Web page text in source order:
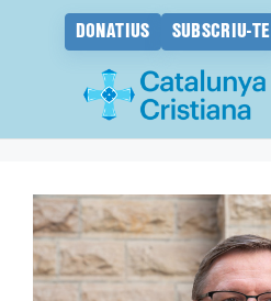
DONATIUS SUBSCRIU-TE
contingut